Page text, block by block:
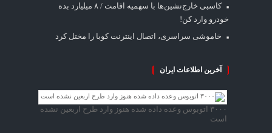
کاسبی خارج‌نشین‌ها با سهمیه اقامت / ۸ میلیارد بده
خودرو وارد کن!
خاموشی سراسری، اتصال اینترنت کوبا را مختل کرد
آخرین اطلاعات ایران
۳۰۰۰ اتوبوس وعده داده شده هنوز وارد طرح اربعین نشده
است